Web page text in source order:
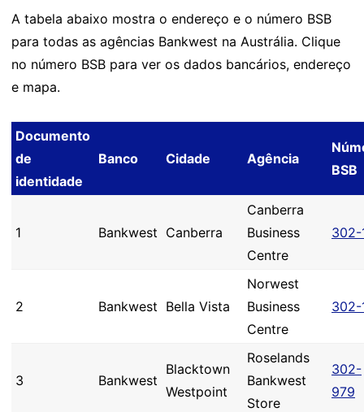
A tabela abaixo mostra o endereço e o número BSB
para todas as agências Bankwest na Austrália. Clique
no número BSB para ver os dados bancários, endereço
e mapa.
Documento
de
identidade
Banco Cidade Agência
BSB
1 Bankwest Canberra
Canberra
Business
Centre
302-
2 Bankwest Bella Vista
Norwest
Business
Centre
302-
3 Bankwest
Blacktown
Westpoint
Roselands
Bankwest
Store
302-
979